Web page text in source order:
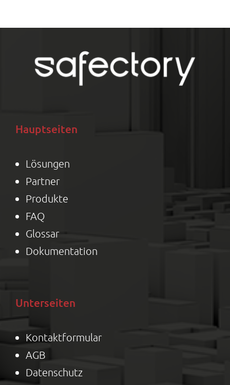
Hauptseiten
Lösungen
Partner
Produkte
FAQ
Glossar
Dokumentation
Unterseiten
Kontaktformular
AGB
Datenschutz